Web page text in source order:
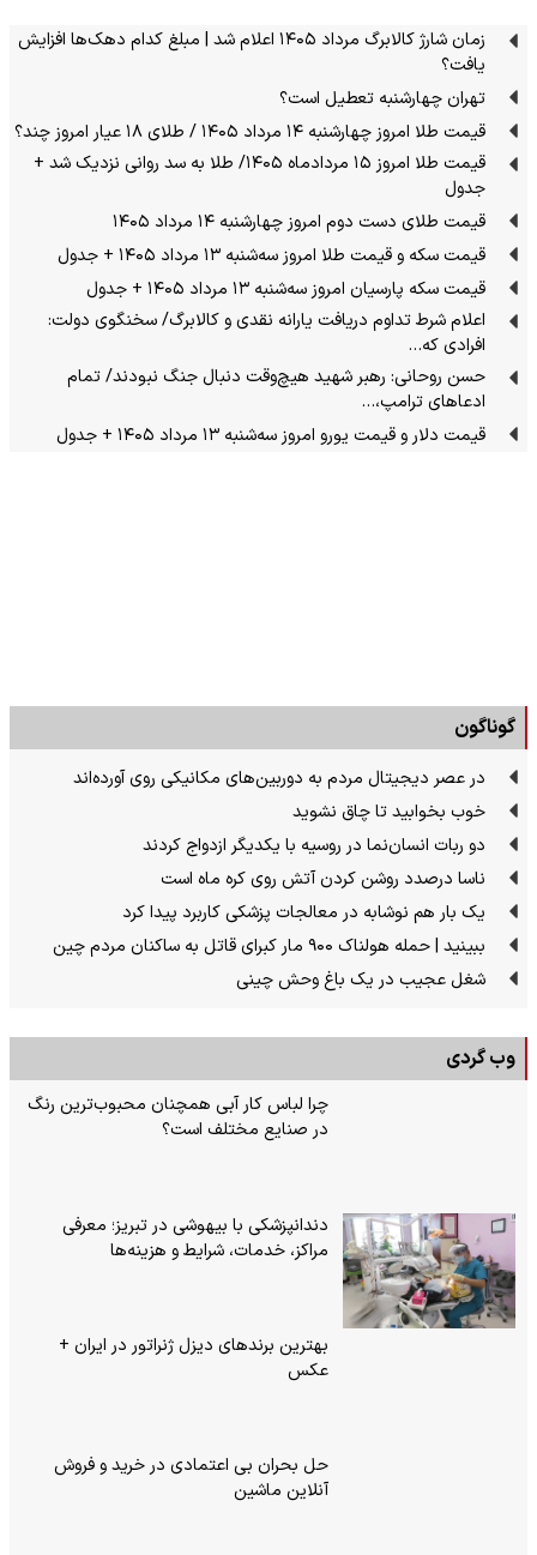
زمان شارژ کالابرگ مرداد ۱۴۰۵ اعلام شد | مبلغ کدام دهک‌ها افزایش
یافت؟
تهران چهارشنبه تعطیل است؟
قیمت طلا امروز چهارشنبه ۱۴ مرداد ۱۴۰۵ / طلای ۱۸ عیار امروز چند؟
قیمت طلا امروز ۱۵ مردادماه ۱۴۰۵/ طلا به سد روانی نزدیک شد +
جدول
قیمت طلای دست دوم امروز چهارشنبه ۱۴ مرداد ۱۴۰۵
قیمت سکه و قیمت طلا امروز سه‌شنبه ۱۳ مرداد ۱۴۰۵ + جدول
قیمت سکه پارسیان امروز سه‌شنبه ۱۳ مرداد ۱۴۰۵ + جدول
اعلام شرط تداوم دریافت یارانه نقدی و کالابرگ/ سخنگوی دولت:
افرادی که…
حسن روحانی: رهبر شهید هیچ‌وقت دنبال جنگ نبودند/ تمام
ادعاهای ترامپ،…
قیمت دلار و قیمت یورو امروز سه‌شنبه ۱۳ مرداد ۱۴۰۵ + جدول
گوناگون
در عصر دیجیتال مردم به دوربین‌های مکانیکی روی آورده‌اند
خوب بخوابید تا چاق نشوید
دو ربات انسان‌نما در روسیه با یکدیگر ازدواج کردند
ناسا درصدد روشن کردن آتش روی کره ماه است
یک بار هم نوشابه در معالجات پزشکی کاربرد پیدا کرد
ببینید | حمله هولناک ۹۰۰ مار کبرای قاتل به ساکنان مردم چین
شغل عجیب در یک باغ وحش چینی
وب گردی
چرا لباس کار آبی همچنان محبوب‌ترین رنگ
در صنایع مختلف است؟
دندانپزشکی با بیهوشی در تبریز؛ معرفی
مراکز، خدمات، شرایط و هزینه‌ها
بهترین برندهای دیزل ژنراتور در ایران +
عکس
حل بحران بی‌ اعتمادی در خرید و فروش
آنلاین ماشین